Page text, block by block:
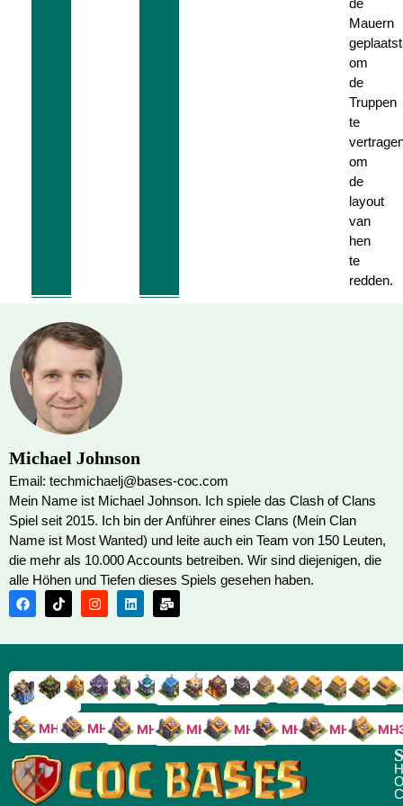
de
Mauern
geplaatst
om
de
Truppen
te
om
de
layout
van
hen
te
redden.
Michael Johnson
Email: techmichaelj@bases-coc.com
Mein Name ist Michael Johnson. Ich spiele das Clash of Clans
Spiel seit 2015. Ich bin der Anführer eines Clans (Mein Clan
Name ist Most Wanted) und leite auch ein Team von 150 Leuten,
die mehr als 10.000 Accounts betreiben. Wir sind diejenigen, die
alle Höhen und Tiefen dieses Spiels gesehen haben.
RH18RH17RH16RH15RH14RH13RH12RH11RH10RH9RH8RH7RH6RH5RH4
MH10 MH9 MH8 MH7 MH6 MH5 MH4